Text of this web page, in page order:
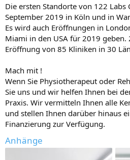
Die ersten Standorte von 122
September 2019 in Köln und in
Es wird auch Eröffnungen in
Miami in den USA für 2019
Eröffnung von 85 Kliniken in 30
Mach mit !
Wenn Sie Physiotherapeut oder
Sie uns und wir helfen Ihnen bei
Praxis. Wir vermitteln Ihnen alle
und stellen Ihnen darüber hinaus
Finanzierung zur Verfügung.
Anhänge